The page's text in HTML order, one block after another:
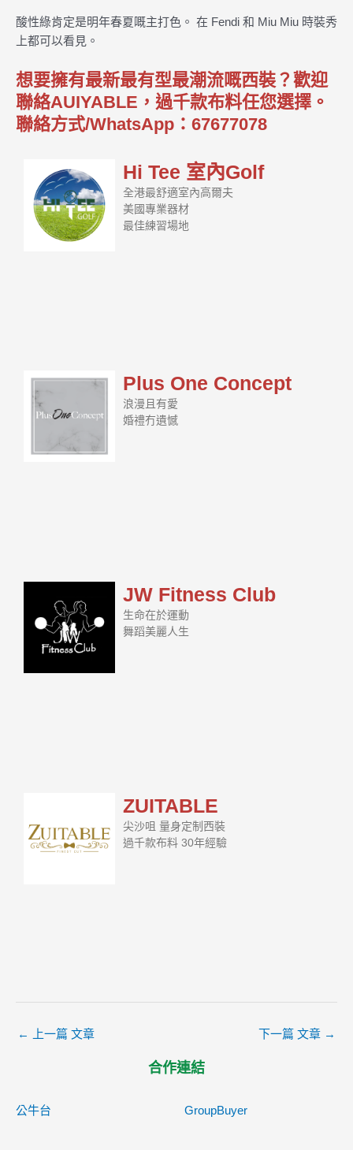
酸性綠肯定是明年春夏嘅主打色。 在 Fendi 和 Miu Miu 時裝秀
上都可以看見。
想要擁有最新最有型最潮流嘅西裝？歡迎
聯絡AUIYABLE，過千款布料任您選擇。
聯絡方式/WhatsApp：67677078
Hi Tee 室內Golf
全港最舒適室內高爾夫
美國專業器材
最佳練習場地
Plus One Concept
浪漫且有愛
婚禮冇遺憾
JW Fitness Club
生命在於運動
舞蹈美麗人生
ZUITABLE
尖沙咀 量身定制西裝
過千款布料 30年經驗
← 上一篇 文章 下一篇 文章 →
合作連結
公牛台 GroupBuyer